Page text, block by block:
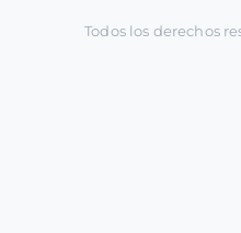
Todos los derechos